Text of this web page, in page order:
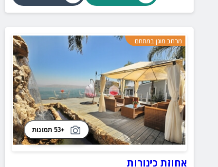
מרחב מוגן במתחם
+53 תמונות
אחוזת כינורות